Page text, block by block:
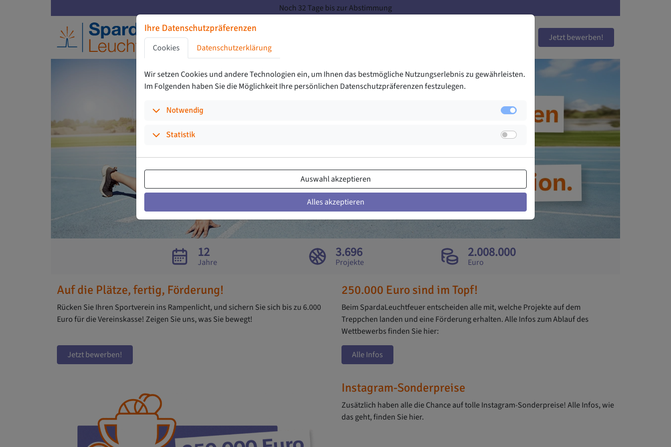
Noch 32 Tage bis zur Abstimmung
Noch 32 Tage bis zur Abstimmung
Jetzt bewerben!
12
Jahre
3.696
Projekte
2.008.000
Euro
Auf die Plätze, fertig, Förderung!
Rücken Sie Ihren Sportverein ins Rampenlicht, und sichern Sie sich bis zu 6.000
Euro für die Vereinskasse! Zeigen Sie uns, was Sie bewegt!
Jetzt bewerben!
250.000 Euro sind im Topf!
Beim SpardaLeuchtfeuer entscheiden alle mit, welche Projekte auf dem
Treppchen landen und eine Förderung erhalten. Alle Infos zum Ablauf des
Wettbewerbs finden Sie hier:
Alle Infos
Instagram-Sonderpreise
Zusätzlich haben alle die Chance auf tolle Instagram-Sonderpreise! Alle Infos, wie
das geht, finden Sie hier.
Zu den Cookie-Einstellungen springen
Zur Privatssphäreerklärung springen
Zu den Zustimmungsaktionen springen
Ihre Datenschutzpräferenzen
Cookies
Datenschutzerklärung
Wir setzen Cookies und andere Technologien ein, um Ihnen das bestmögliche Nutzungs­erlebnis zu gewährleisten.
Im Folgenden haben Sie die Möglichkeit Ihre persönlichen Daten­schutz­präferenzen festzulegen.
Notwendig(Auswählen um die Details aufzuklappen)
Statistik
Auswahl akzeptieren
Alles akzeptieren